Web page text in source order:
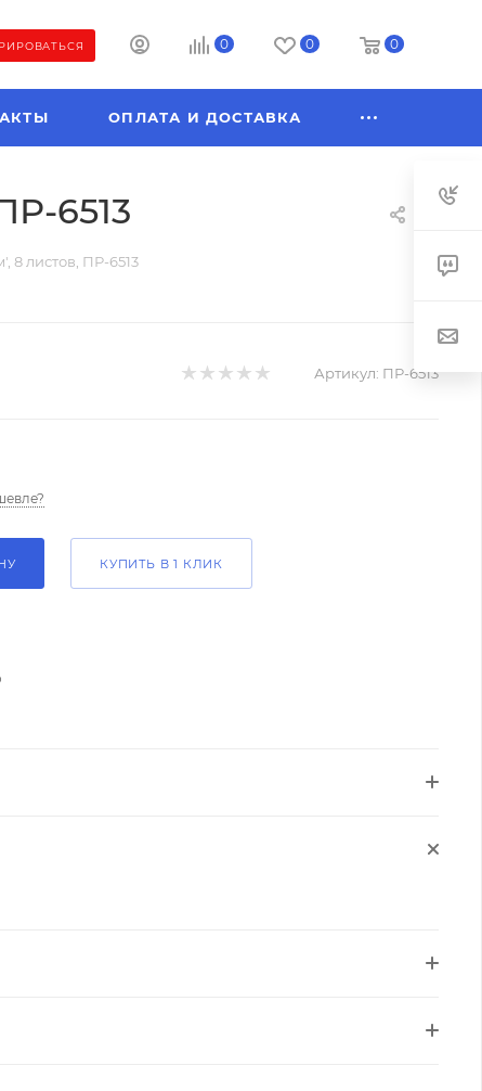
0 0 0
ОПЛАТА И ДОСТАВКА
6513
8 листов, ПР-6513
Артикул: ПР-6513
КУПИТЬ В 1 КЛИК